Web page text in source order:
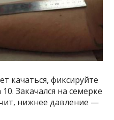
качаться, фиксируйте
Закачался на семерке
нижнее давление —